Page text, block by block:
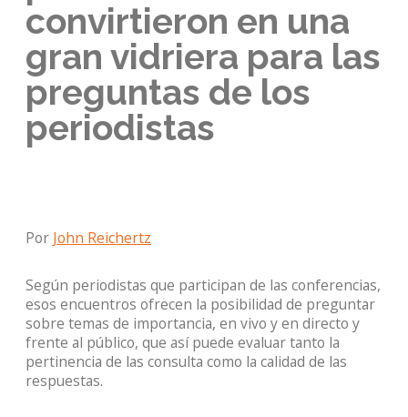
convirtieron en una
gran vidriera para las
preguntas de los
periodistas
Por John Reichertz
Según periodistas que participan de las conferencias,
esos encuentros ofrecen la posibilidad de preguntar
sobre temas de importancia, en vivo y en directo y
frente al público, que así puede evaluar tanto la
pertinencia de las consulta como la calidad de las
respuestas.